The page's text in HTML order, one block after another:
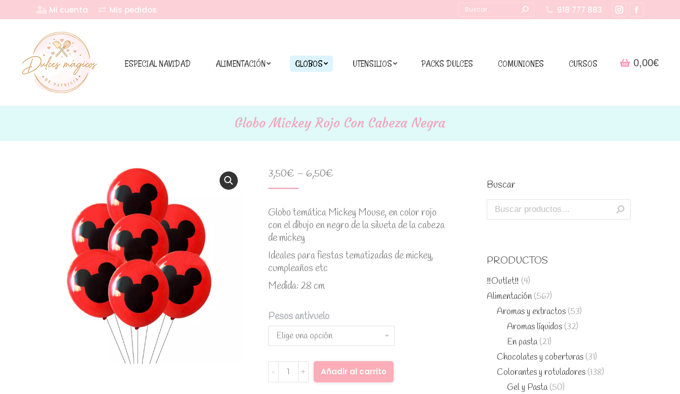
Mi cuenta Mis pedidos Buscar: 918 777 883
Instagram
in
Facebook
in
ESPECIAL NAVIDAD ALIMENTACIÓN GLOBOS UTENSILIOS PACKS DULCES COMUNIONES CURSOS 0,00€
Globo Mickey Rojo Con Cabeza Negra
3,50€ – 6,50€
Globo temática Mickey Mouse, en color rojo
con el dibujo en negro de la silueta de la cabeza
de mickey
Ideales para fiestas tematizadas de mickey,
cumpleaños etc
Medida: 28 cm
Pesos antivuelo
Globo
mickey
Añadir al carrito
Buscar
PRODUCTOS
‼️Outlet‼️ (4)
Alimentación (567)
Aromas y extractos (53)
Aromas líquidos (32)
En pasta (21)
Chocolates y coberturas (31)
Colorantes y rotuladores (138)
Gel y Pasta (50)